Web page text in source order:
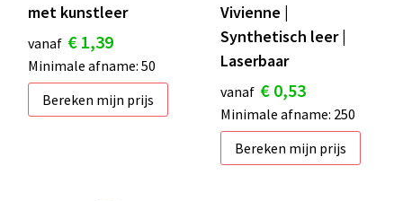
met kunstleer
vanaf € 1,39
Minimale afname: 50
Bereken mijn prijs
Vivienne |
Synthetisch leer |
Laserbaar
vanaf € 0,53
Minimale afname: 250
Bereken mijn prijs